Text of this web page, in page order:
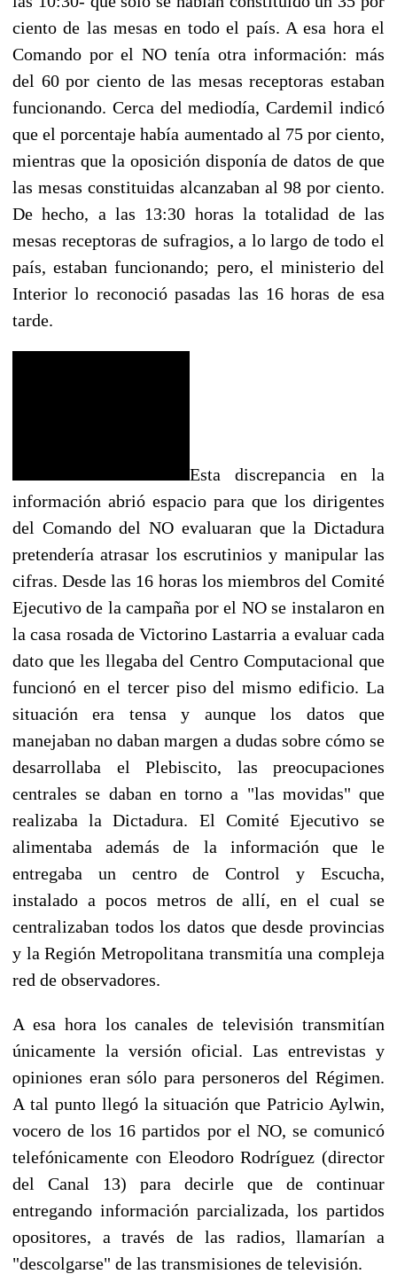
ciento de las mesas en todo el país. A esa hora el
Comando por el NO tenía otra información: más
del 60 por ciento de las mesas receptoras estaban
funcionando. Cerca del mediodía, Cardemil indicó
que el porcentaje había aumentado al 75 por ciento,
mientras que la oposición disponía de datos de que
las mesas constituidas alcanzaban al 98 por ciento.
De hecho, a las 13:30 horas la totalidad de las
mesas receptoras de sufragios, a lo largo de todo el
país, estaban funcionando; pero, el ministerio del
Interior lo reconoció pasadas las 16 horas de esa
tarde.
Esta discrepancia en la
información abrió espacio para que los dirigentes
del Comando del NO evaluaran que la Dictadura
pretendería atrasar los escrutinios y manipular las
cifras. Desde las 16 horas los miembros del Comité
Ejecutivo de la campaña por el NO se instalaron en
la casa rosada de Victorino Lastarria a evaluar cada
dato que les llegaba del Centro Computacional que
funcionó en el tercer piso del mismo edificio. La
situación era tensa y aunque los datos que
manejaban no daban margen a dudas sobre cómo se
desarrollaba el Plebiscito, las preocupaciones
centrales se daban en torno a "las movidas" que
realizaba la Dictadura. El Comité Ejecutivo se
alimentaba además de la información que le
entregaba un centro de Control y Escucha,
instalado a pocos metros de allí, en el cual se
centralizaban todos los datos que desde provincias
y la Región Metropolitana transmitía una compleja
red de observadores.
A esa hora los canales de televisión transmitían
únicamente la versión oficial. Las entrevistas y
opiniones eran sólo para personeros del Régimen.
A tal punto llegó la situación que Patricio Aylwin,
vocero de los 16 partidos por el NO, se comunicó
telefónicamente con Eleodoro Rodríguez (director
del Canal 13) para decirle que de continuar
entregando información parcializada, los partidos
opositores, a través de las radios, llamarían a
"descolgarse" de las transmisiones de televisión.